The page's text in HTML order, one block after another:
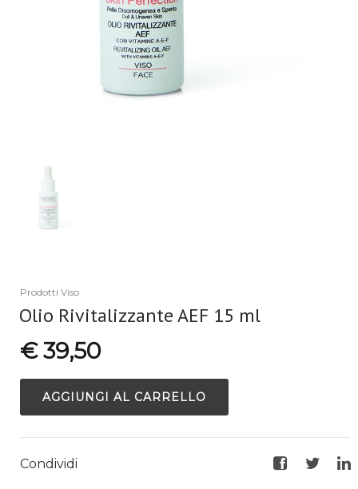
Prodotti Viso
Olio Rivitalizzante AEF 15 ml
€ 39,50
AGGIUNGI AL CARRELLO
Condividi